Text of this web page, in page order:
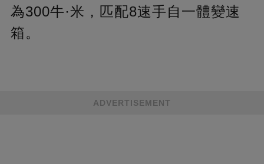
為300牛·米，匹配8速手自一體變速
箱。
ADVERTISEMENT